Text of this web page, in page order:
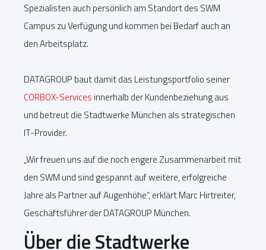
Spezialisten auch persönlich am Standort des SWM
Campus zu Verfügung und kommen bei Bedarf auch an
den Arbeitsplatz.
DATAGROUP baut damit das Leistungsportfolio seiner
CORBOX-Services innerhalb der Kundenbeziehung aus
und betreut die Stadtwerke München als strategischen
IT-Provider.
„Wir freuen uns auf die noch engere Zusammenarbeit mit
den SWM und sind gespannt auf weitere, erfolgreiche
Jahre als Partner auf Augenhöhe“, erklärt Marc Hirtreiter,
Geschäftsführer der DATAGROUP München.
Über die Stadtwerke